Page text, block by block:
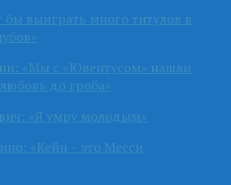
бы выиграть много титулов в
«Мы с «Ювентусом» нашли
до гроба»
«Я умру молодым»
«Кейн – это Месси